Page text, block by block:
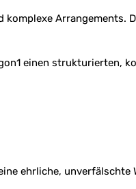
Arrangements.
einen strukturierten,
ehrliche, unverfälschte